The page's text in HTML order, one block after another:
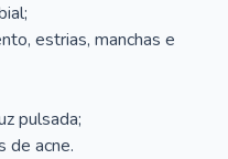
estrias, manchas e
pulsada;
de acne.